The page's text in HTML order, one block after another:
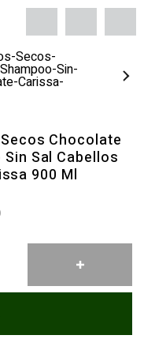
Chocolate
Sal Cabellos
900 Ml